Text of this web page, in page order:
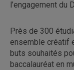
l’engagement du
Près de 300
ensemble créatif
buts souhaités
baccalauréat en